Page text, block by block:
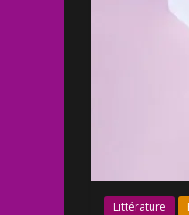
Littérature